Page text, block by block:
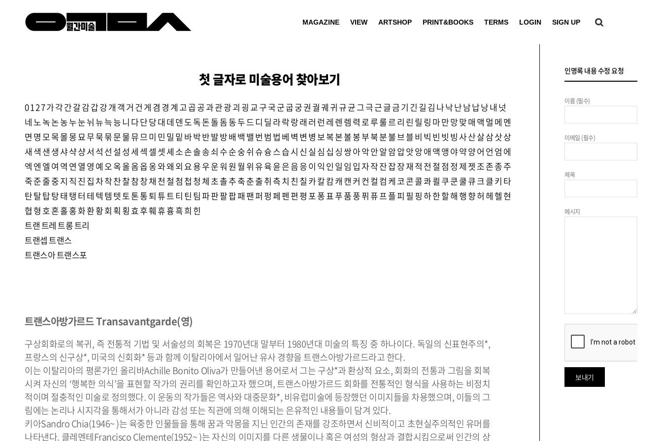
MAGAZINE VIEW ARTSHOP PRINT&BOOKS TERMS LOGIN SIGN UP
첫 글자로 미술용어 찾아보기
01 27가각간갈감갑강개 객 거 건 게 겸 경 계 고곱공과관광괴 굉 교구국군굽궁권 궐궤 귀 규균그극근글금기 긴 길 김 나낙난남납낭내 넛
네 노녹논농누눈뉘 뉴늑능니 다단당대 데 덴 도독돈돌돔동두드디 딜 라락랑래 러 런 레 렌 렘 력 로루룰르리 린 릴 링 마만망맞매 맥 멀 메 멘
면 명 모목몰몽묘무묵묶문물뮤므미 민 밀 밑 바박반발방배 백 밸 번 범 법 베 벽 변 병 보복본볼봉부북분불브블비 빅 빈 빗 빙 사산살삼삿상
새 색 샌 생 샤샥샹서 석 선 설 성 세 섹 셀 셋 셰 소손솔송쇠 수순숭쉬 슈슝스습시 신 실 심 십 싱 쌍아악안알암압앗앙애 액 앵 야약양어 언 엄 에
엑 엔 엘 여 역 연 열 영 예 오옥올옴옵옹와왜 외 요용우운워 원 월 위 유육윤은음응이 익 인 일 임 입자작잔잡장재 적 전 절 점 정 제 젯 조존종주
죽준줄중지 직 진 집 차착찬찰참창채 천 철 첨 첩 청 체 초촐추축춘출취 측치 친 칠 카칼캄캐 캔 커 컨 컬 컴 케 코콘콜콰쾰 쿠쿤쿨큐크클키 타
탄탈탑탕태 탱 터 테 텍 템 텟 토톤통퇴 튜트티 틴 팀파판팔팝패 팬 퍼 펑페 펜 편 평 포퐁표푸품풍퓌퓨프플피 필 핑하한할해행 향허 헤헬 현
협 형 호혼홀홍화환황회 획 횡 효후훼 휴흉흑희 힌
트랜 트레 트롱트리
트랜셉 트랜스
트랜스아트랜스포
트랜스아방가르드 Transavantgarde(영)
구상회화로의 복귀, 즉 전통적 기법 및 서술성의 회복은 1970년대 말부터 1980년대 미술의 특징 중 하나이다. 독일의 신표현주의*,
프랑스의 신구상*, 미국의 신회화* 등과 함께 이탈리아에서 일어난 유사 경향을 트랜스아방가르드라고 한다.
이는 이탈리아의 평론가인 올리바Achille Bonito Oliva가 만들어낸 용어로서 그는 구상*과 환상적 요소, 회화의 전통과 그림을 회복
시켜 자신의 ‘행복한 의식’을 표현할 작가의 권리를 확인하고자 했으며, 트랜스아방가르드 회화를 전통적인 형식을 사용하는 비정치
적이며 절충적인 미술로 정의했다. 이 운동의 작가들은 역사와 대중문화*, 비유럽미술에 등장했던 이미지들을 차용했으며, 이들의 그
림에는 논리나 시지각을 통해서가 아니라 감성 또는 직관에 의해 이해되는 은유적인 내용들이 담겨 있다.
키아Sandro Chia(1946~ )는 육중한 인물들을 통해 꿈과 악몽을 지닌 인간의 존재를 강조하면서 신비적이고 초현실주의적인 유머를
나타낸다. 클레멘테Francisco Clemente(1952~ )는 자신의 이미지를 다른 생물이나 혹은 여성의 형상과 결합시킴으로써 인간의 상
인명록 내용 수정 요청
이름 (필수)
이메일 (필수)
제목
메시지